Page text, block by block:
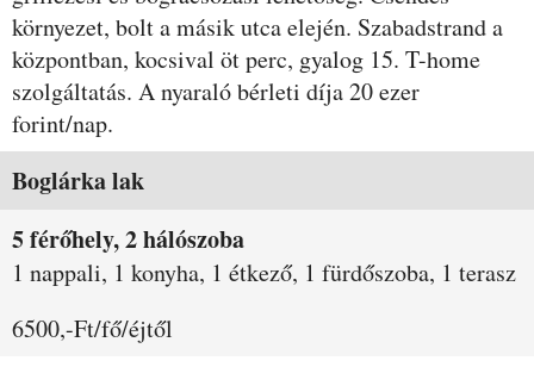
környezet, bolt a másik utca elején. Szabadstrand a
központban, kocsival öt perc, gyalog 15. T-home
szolgáltatás. A nyaraló bérleti díja 20 ezer
forint/nap.
Szobák és árak
Boglárka lak
5 férőhely, 2 hálószoba
1 nappali, 1 konyha, 1 étkező, 1 fürdőszoba, 1 terasz
6500,-Ft/fő/éjtől